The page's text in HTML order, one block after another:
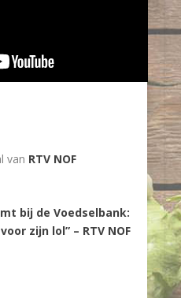
van RTV NOF
bij de Voedselbank:
zijn lol” – RTV NOF